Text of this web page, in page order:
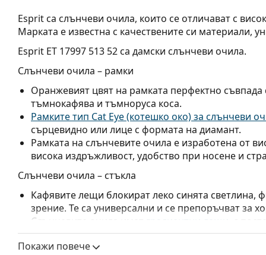
Esprit са слънчеви очила, които се отличават с
Марката е известна с качествените си материали,
Esprit ET 17997 513 52са дамски слънчеви очила.
Слънчеви очила – рамки
Оранжевият цвят на рамката перфектно
тъмнокафява и тъмноруса коса.
Рамките тип Cat Eye (котешко око) за слънчеви
сърцевидно или лице с формата на диамант.
Рамката на слънчевите очила е изработена от
висока издръжливост, удобство при носене и
Слънчеви очила – стъкла
Кафявите лещи блокират леко синята светлина,
зрение. Те са универсални и се препоръчват за
Слънчевите очила имат
част на лещите е най-светла. Най-тъмният
пряката слънчева светлина, а по-светлият
Покажи повече